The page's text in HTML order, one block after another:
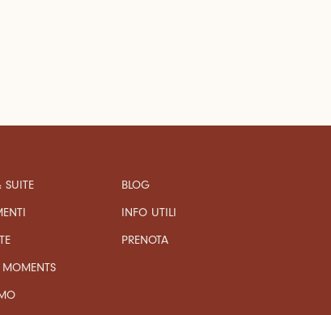
SUITE BLOG
INFO UTILI
PRENOTA